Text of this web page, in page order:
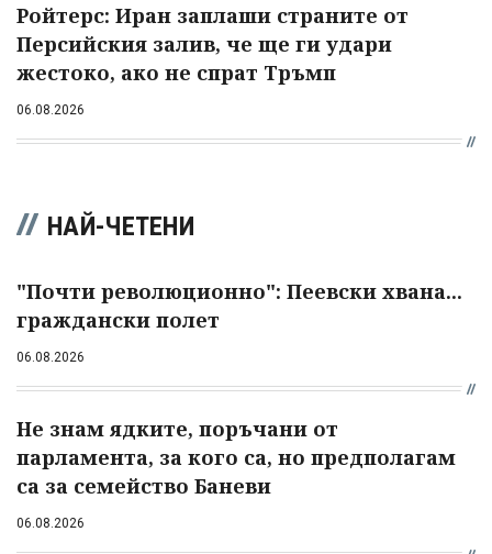
Ройтерс: Иран заплаши страните от
Персийския залив, че ще ги удари
жестоко, ако не спрат Тръмп
06.08.2026
НАЙ-ЧЕТЕНИ
"Почти революционно": Пеевски хвана...
граждански полет
06.08.2026
Не знам ядките, поръчани от
парламента, за кого са, но предполагам
са за семейство Баневи
06.08.2026